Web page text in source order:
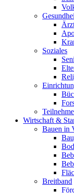
Soziales
Wirtschaft &
Bauen in
Breitband